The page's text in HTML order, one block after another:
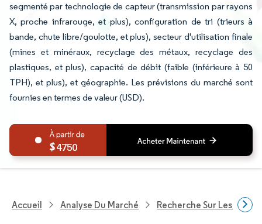
segmenté par technologie de capteur (transmission par rayons
X, proche infrarouge, et plus), configuration de tri (trieurs à
bande, chute libre/goulotte, et plus), secteur d'utilisation finale
(mines et minéraux, recyclage des métaux, recyclage des
plastiques, et plus), capacité de débit (faible (inférieure à 50
TPH), et plus), et géographie. Les prévisions du marché sont
fournies en termes de valeur (USD).
4750
Accueil Analyse Du Marché Recherche Sur Les